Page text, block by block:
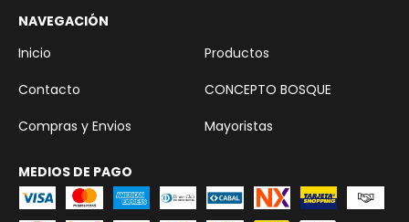
NAVEGACIÓN
Inicio
Productos
Contacto
CONCEPTO BOSQUE
Compras y Envios
Mayoristas
MEDIOS DE PAGO